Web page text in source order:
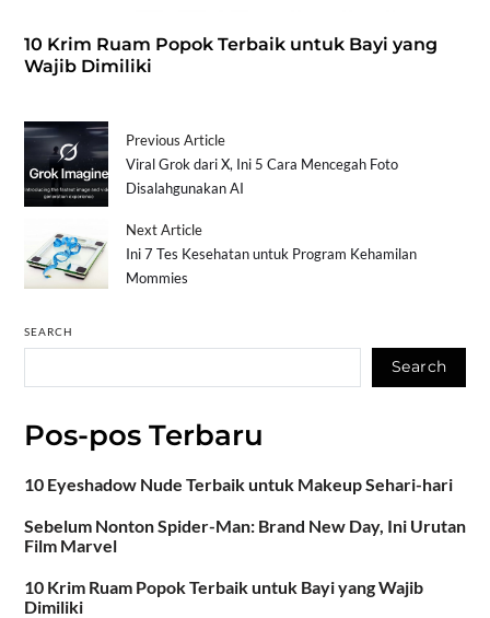
10 Krim Ruam Popok Terbaik untuk Bayi yang
Wajib Dimiliki
Previous Article
Viral Grok dari X, Ini 5 Cara Mencegah Foto
Disalahgunakan AI
Next Article
Ini 7 Tes Kesehatan untuk Program Kehamilan
Mommies
SEARCH
Search
Pos-pos Terbaru
10 Eyeshadow Nude Terbaik untuk Makeup Sehari-hari
Sebelum Nonton Spider-Man: Brand New Day, Ini Urutan
Film Marvel
10 Krim Ruam Popok Terbaik untuk Bayi yang Wajib
Dimiliki